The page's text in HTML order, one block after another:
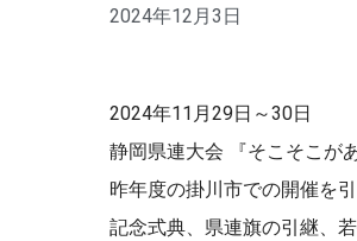
2024年12月3日
2024年11月29日～30日
静岡県連大会 『そこそこが
昨年度の掛川市での開催を
記念式典、県連旗の引継、